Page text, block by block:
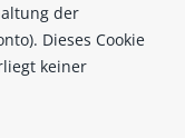
der
Dieses Cookie
keiner